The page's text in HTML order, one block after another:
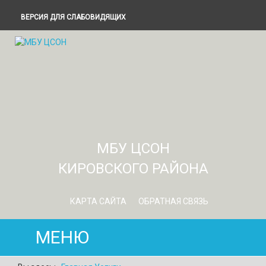
ВЕРСИЯ ДЛЯ СЛАБОВИДЯЩИХ
МБУ ЦСОН
КИРОВСКОГО РАЙОНА
КАРТА САЙТА ОБРАТНАЯ СВЯЗЬ
МЕНЮ